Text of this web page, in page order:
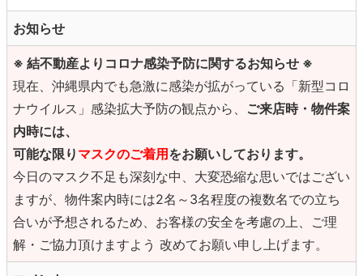
お知らせ
※ 結不動産よりコロナ感染予防に関するお知らせ ※
現在、沖縄県内でも急激に感染が拡がっている「新型コロ
ナウイルス」感染拡大予防の観点から、 ご来店時・物件案
内時には、
可能な限り マスクのご着用 をお願いしております。
今日のマスク不足も深刻な中、大変恐縮な思いではござい
ますが、物件案内時には2名～3名程度の複数名での立ち
合いが予想されるため、お客様の安全を考慮の上、ご理
解・ご協力頂けますよう 改めてお願い申し上げます。